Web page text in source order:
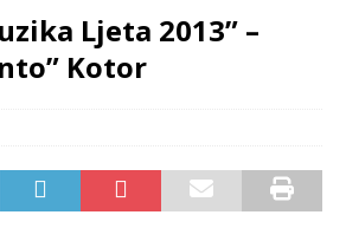
Ljeta 2013” –
Kotor